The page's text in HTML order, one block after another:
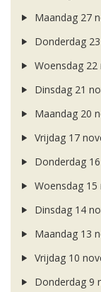
Maandag 27
Donderdag
Woensdag
Dinsdag 21
Maandag 20
Vrijdag 17
Donderdag
Woensdag
Dinsdag 14
Maandag 13
Vrijdag 10
Donderdag 9